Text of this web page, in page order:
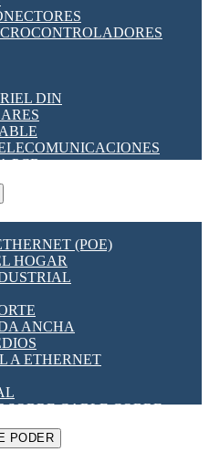
CARRERA
Y TC'S DE CORRIENTE
LÓGICO PROGRAMABLES
HORARIO
[VDF]
DIN
PCB
SSR
(POE)
HOGAR
ANCHA
A ETHERNET
SOBRE CABLE COBRE
PODER